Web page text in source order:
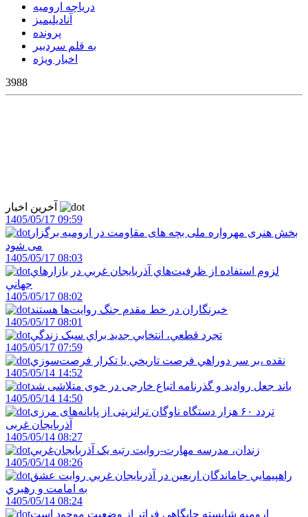
دریاچه ارومیه
آنادیلیمیز
پرونده
به قلم سردبیر
اخبار ویژه
3988
1405/05/17 09:59
بخش هنری مهرواره ملی بچه های مقاومت در ارومیه برگزار
می شود
1405/05/17 08:03
لزوم استفاده از ظرفيت‌هاي آذربايجان غربي در بازارهاي
جهاني
1405/05/17 08:02
خبرنگاران در خط مقدم جنگ روايت‌ها هستند
1405/05/17 08:01
تجرد قطعي، انتخابي جديد براي سبک زندگي
1405/05/17 07:59
نقده ،بر سر دوراهي فرصت تاريخي يا تکرار فرصت‌سوزي
1405/05/14 14:52
باند جعل روادید و گذرنامه اتباع خارجی در خوی متلاشی شد
1405/05/14 14:50
تردد ۶۰ هزار دستگاه ناوگان ترانزیتی از پایانه‌های مرزی
آذربایجان ‌غربی
1405/05/14 08:27
زندان، مدرسه مهارت-روايت رتبه يک آذربايجان‌غربي
1405/05/14 08:26
راهپيمايي جاماندگان اربعين در آذربايجان غربي روايت عشق
به امامت و رهبري
1405/05/14 08:24
اروميه شايسته جايگاهي فراتر از وضعيت موجود است